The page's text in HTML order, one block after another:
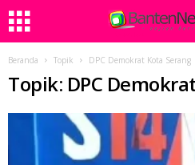
Beranda Topik DPC Demokrat Kota Serang
Topik: DPC